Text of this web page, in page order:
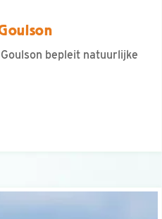
bepleit natuurlijke